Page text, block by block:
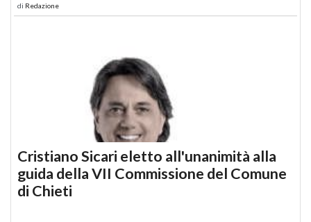
di Redazione
Cristiano Sicari eletto all'unanimità alla
guida della VII Commissione del Comune
di Chieti